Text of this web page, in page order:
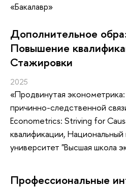
«Бакалавр»
Дополнительное
Повышение
Стажировки
2025
«Продвинутая
причинно-следственной
Econometrics: Striving for
квалификации, Национальный
университет "Высшая школа
Профессиональные